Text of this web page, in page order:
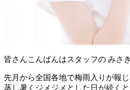
皆さんこんばんはスタッフの みさ
先月から全国各地で梅雨入りが報じ
蒸し暑くジメジメとした日が続く